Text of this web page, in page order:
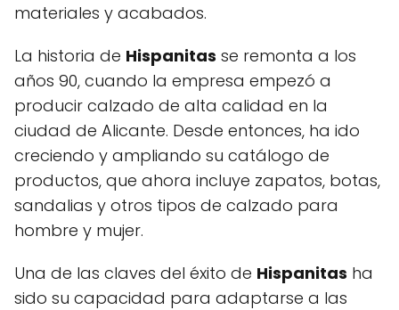
materiales y acabados.
La historia de Hispanitas se remonta a los
años 90, cuando la empresa empezó a
producir calzado de alta calidad en la
ciudad de Alicante. Desde entonces, ha ido
creciendo y ampliando su catálogo de
productos, que ahora incluye zapatos, botas,
sandalias y otros tipos de calzado para
hombre y mujer.
Una de las claves del éxito de Hispanitas ha
sido su capacidad para adaptarse a las